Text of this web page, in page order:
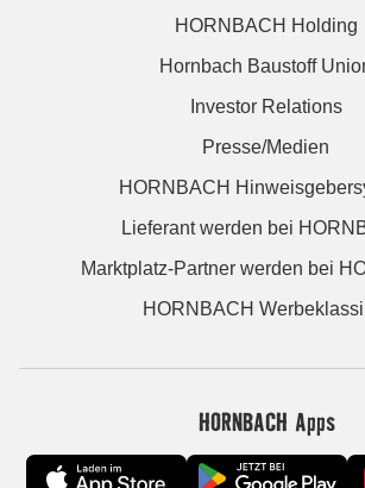
HORNBACH Holding
Hornbach Baustoff
Investor Relations
Presse/Medien
HORNBACH
Lieferant werden bei
Marktplatz-Partner werden bei
HORNBACH
HORNBACH Apps